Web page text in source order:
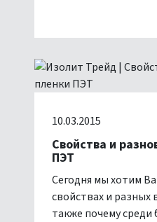
10.03.2015
Свойства и
ПЭТ
Сегодня мы хотим
свойствах и разных
также почему среди